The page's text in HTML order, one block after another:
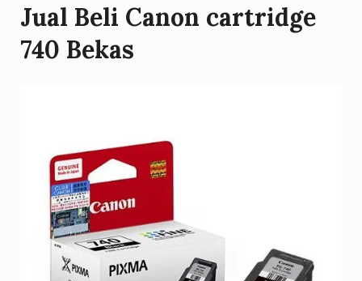
Jual Beli Canon cartridge
740 Bekas